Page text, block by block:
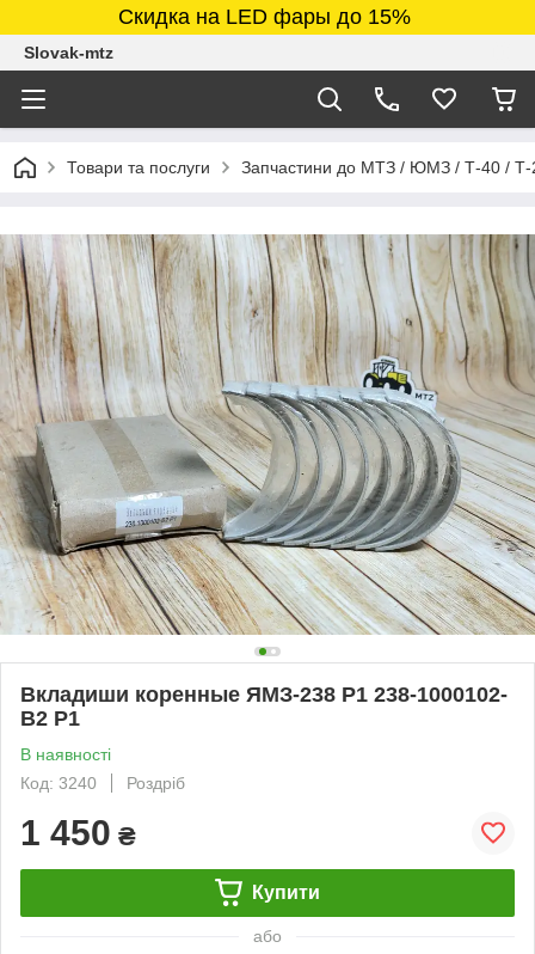
Скидка на LED фары до 15%
Slovak-mtz
Товари та послуги Запчастини до МТЗ / ЮМЗ / Т-40 /
Вкладиши коренные ЯМЗ-238 Р1 238-1000102-
В2 P1
В наявності
Код: 3240
Роздріб
1 450 ₴
Купити
або